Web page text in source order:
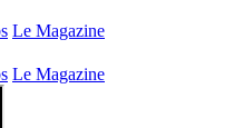
Le Magazine
Le Magazine